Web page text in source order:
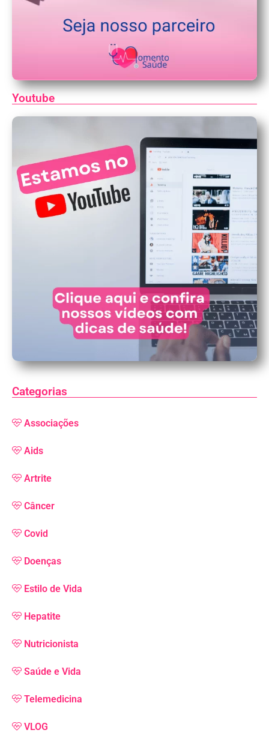
Youtube
Categorias
Associações
Aids
Artrite
Câncer
Covid
Doenças
Estilo de Vida
Hepatite
Nutricionista
Saúde e Vida
Telemedicina
VLOG